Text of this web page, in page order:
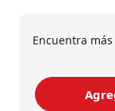
Encuentra